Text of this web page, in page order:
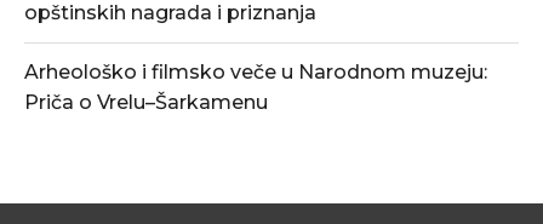
opštinskih nagrada i priznanja
Arheološko i filmsko veče u Narodnom muzeju:
Priča o Vrelu–Šarkamenu